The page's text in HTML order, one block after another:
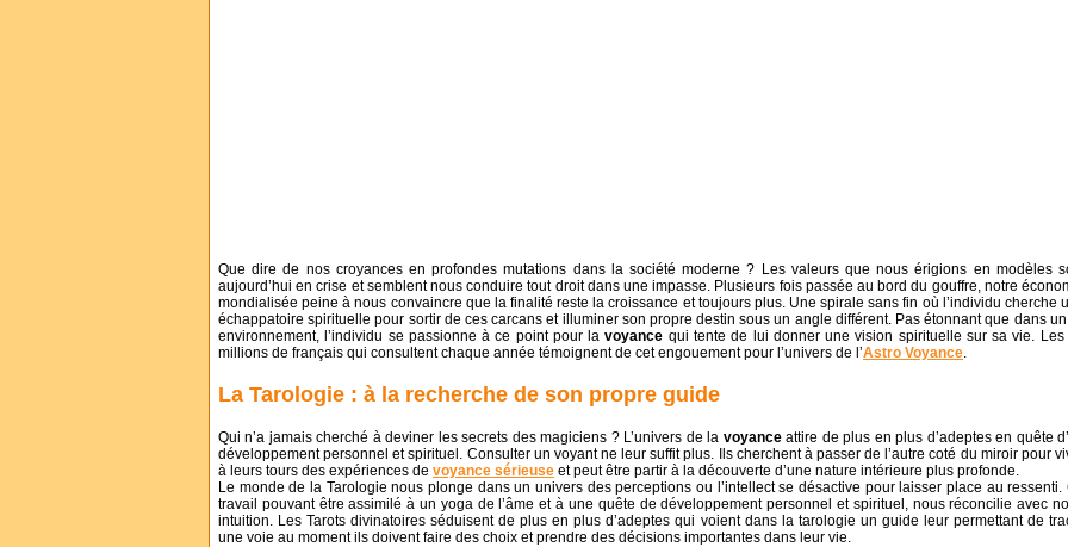
Que dire de nos croyances en profondes mutations dans la société moderne ? Les valeurs que nous érigions en modèles
aujourd’hui en crise et semblent nous conduire tout droit dans une impasse. Plusieurs fois passée au bord du gouffre, notre
mondialisée peine à nous convaincre que la finalité reste la croissance et toujours plus. Une spirale sans fin où l’individu cherche
échappatoire spirituelle pour sortir de ces carcans et illuminer son propre destin sous un angle différent. Pas étonnant que dans un
environnement, l’individu se passionne à ce point pour lavoyance qui tente de lui donner une vision spirituelle sur sa vie. Les
millions de français qui consultent chaque année témoignent de cet engouement pour l’univers de l’Astro Voyance
La Tarologie : à la recherche de son propre guide
Qui n’a jamais cherché à deviner les secrets des magiciens ? L’univers de la voyanceattire de plus en plus d’adeptes en quête
développement personnel et spirituel. Consulter un voyant ne leur suffit plus. Ils cherchent à passer de l’autre coté du miroir pour
à leurs tours des expériences de voyance sérieuse et peut être partir à la découverte d’une nature intérieure plus profonde.
Le monde de la Tarologie nous plonge dans un univers des perceptions ou l’intellect se désactive pour laisser place au ressenti.
travail pouvant être assimilé à un yoga de l’âme et à une quête de développement personnel et spirituel, nous réconcilie avec
intuition. Les Tarots divinatoires séduisent de plus en plus d’adeptes qui voient dans la tarologie un guide leur permettant de
une voie au moment ils doivent faire des choix et prendre des décisions importantes dans leur vie.